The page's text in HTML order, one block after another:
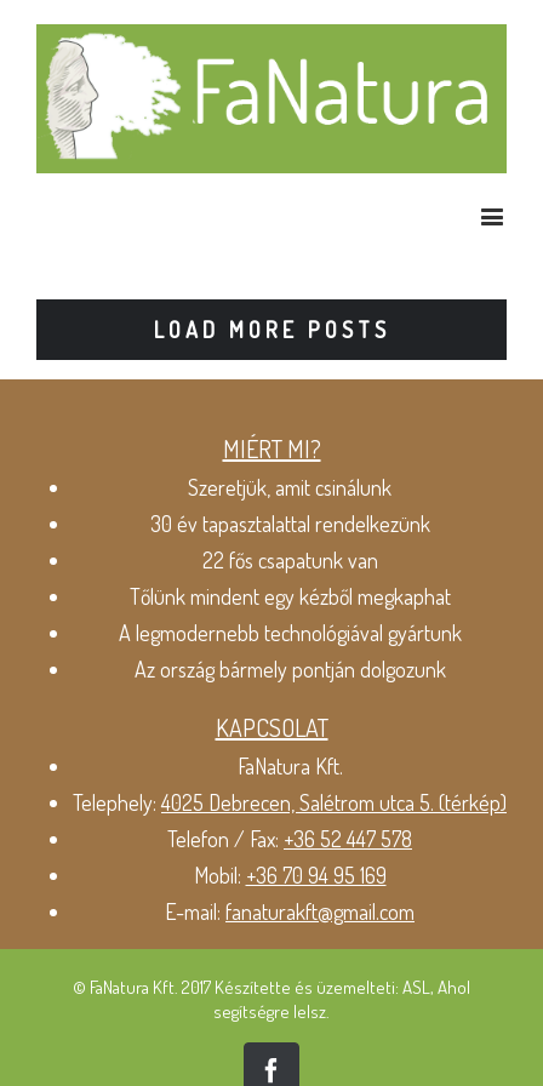
LOAD MORE POSTS
MIÉRT MI?
Szeretjük, amit csinálunk
30 év tapasztalattal rendelkezünk
22 fős csapatunk van
Tőlünk mindent egy kézből megkaphat
A legmodernebb technológiával gyártunk
Az ország bármely pontján dolgozunk
KAPCSOLAT
FaNatura Kft.
Telephely:4025 Debrecen, Salétrom utca 5. (térkép)
Telefon / Fax: +36 52 447 578
Mobil: +36 70 94 95 169
E-mail: fanaturakft@gmail.com
© FaNatura Kft. 2017 Készítette és üzemelteti: ASL, Ahol
segítségre lelsz.